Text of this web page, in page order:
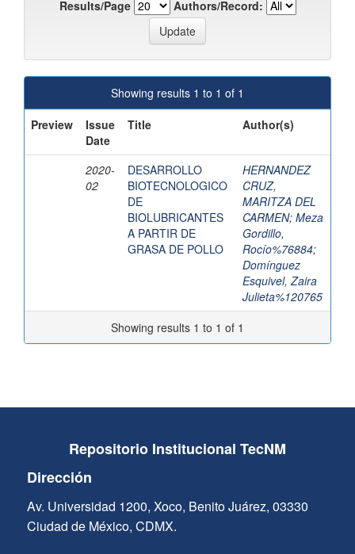
Results/Page
Authors/Record:
Showing results 1 to 1 of 1
Preview
Issue
Date
Title Author(s)
2020-
02
DESARROLLO
BIOTECNOLOGICO
DE
BIOLUBRICANTES
A PARTIR DE
GRASA DE POLLO
HERNANDEZ
CRUZ,
MARITZA DEL
CARMEN; Meza
Gordillo,
Rocío%76884;
Domínguez
Esquivel, Zaira
Julieta%120765
Showing results 1 to 1 of 1
Repositorio Institucional TecNM
Dirección
Av. Universidad 1200, Xoco, Benito Juárez, 03330
Ciudad de México, CDMX.